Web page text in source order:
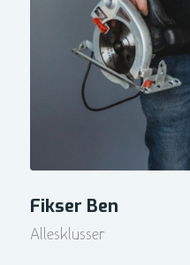
Fikser Ben
Allesklusser